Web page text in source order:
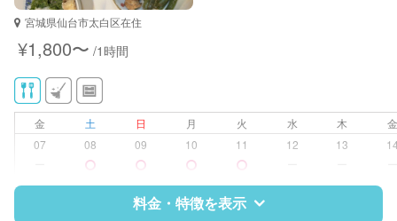
対応可能/特徴
掃除（洗面所、お風呂場、お手洗
ゴミの分別/ゴミ出し
近隣買い物
家庭料理
作り置き料理
庭の手入れ/植木の水やり
片付け/整理整頓
宮城県仙台市太白区在住
¥1,800〜 /1時間
金 土 日 月 火 水 木
07
08 09 10 11 12 13
料金・特徴を表示